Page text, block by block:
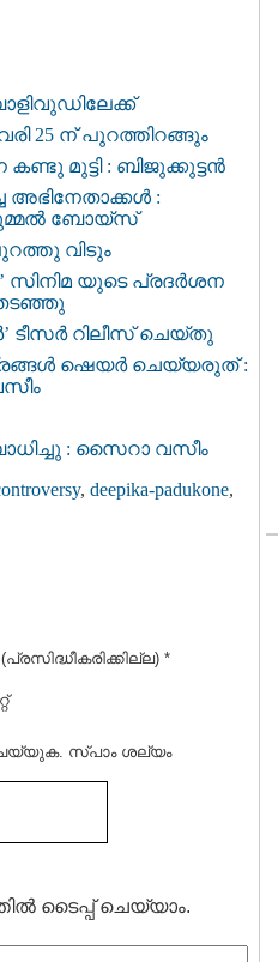
വരി 25 ന് പുറത്തിറങ്ങും
കണ്ടു മുട്ടി : ബിജുക്കുട്ടൻ
അഭിനേതാക്കൾ :
ബോയ്സ്
പുറത്തു വിടും
സിനിമ യുടെ പ്രദര്‍ശന
ടീസർ റിലീസ് ചെയ്തു
ഷെയര്‍ ചെയ്യരുത് :
: സൈറാ വസീം
, deepika-padukone,
*
സ്പാം ശല്യം
ടൈപ്പ് ചെയ്യാം.